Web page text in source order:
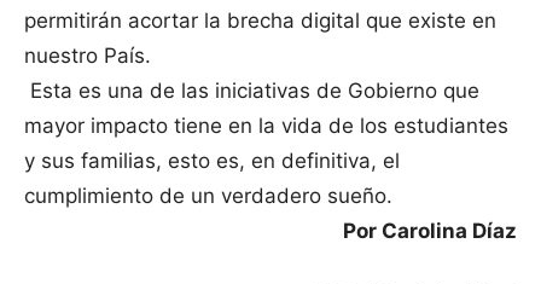
permitirán acortar la brecha digital que existe en
nuestro País.
Esta es una de las iniciativas de Gobierno que
mayor impacto tiene en la vida de los estudiantes
y sus familias, esto es, en definitiva, el
cumplimiento de un verdadero sueño.
Por Carolina Díaz